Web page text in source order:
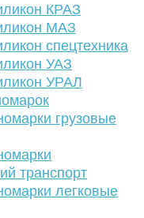
КРАЗ
МАЗ
спецтехника
УАЗ
УРАЛ
грузовые
транспорт
легковые